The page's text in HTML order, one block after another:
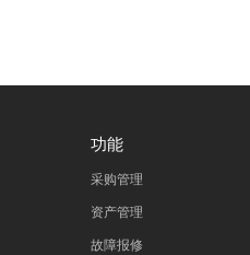
功能
采购管理
资产管理
故障报修